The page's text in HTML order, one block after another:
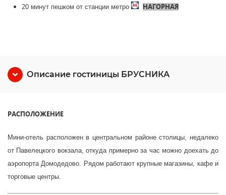
20 минут пешком от станции метро НАГОРНАЯ
Описание гостиницы БРУСНИКА
РАСПОЛОЖЕНИЕ
Мини-отель расположен в центральном районе столицы, недалеко
от Павелецкого вокзала, откуда примерно за час можно доехать до
аэропорта Домодедово. Рядом работают крупные магазины, кафе и
торговые центры.